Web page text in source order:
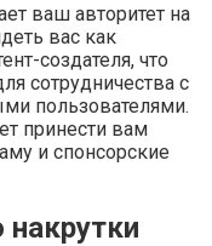
ваш авторитет на
вас как
создателя, что
сотрудничества с
пользователями.
принести вам
и спонсорские